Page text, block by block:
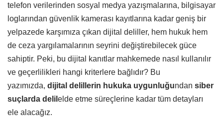
telefon verilerinden sosyal medya yazışmalarına, bilgisayar
loglarından güvenlik kamerası kayıtlarına kadar geniş bir
yelpazede karşımıza çıkan dijital deliller, hem hukuk hem
de ceza yargılamalarının seyrini değiştirebilecek güce
sahiptir. Peki, bu dijital kanıtlar mahkemede nasıl kullanılır
ve geçerlilikleri hangi kriterlere bağlıdır? Bu
yazımızda, dijital delillerin hukuka uygunluğundan siber
suçlarda delil elde etme süreçlerine kadar tüm detayları
ele alacağız.